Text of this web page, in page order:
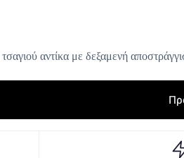
αντίκα με δεξαμενή